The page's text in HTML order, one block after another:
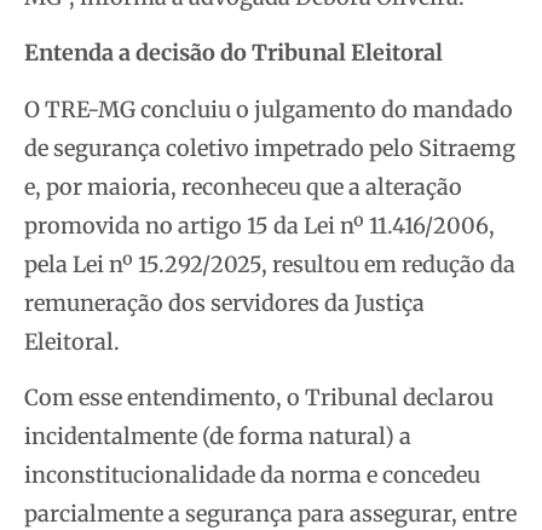
Entenda a decisão do Tribunal Eleitoral
O TRE-MG concluiu o julgamento do mandado
de segurança coletivo impetrado pelo Sitraemg
e, por maioria, reconheceu que a alteração
promovida no artigo 15 da Lei nº 11.416/2006,
pela Lei nº 15.292/2025, resultou em redução da
remuneração dos servidores da Justiça
Eleitoral.
Com esse entendimento, o Tribunal declarou
incidentalmente (de forma natural) a
inconstitucionalidade da norma e concedeu
parcialmente a segurança para assegurar, entre